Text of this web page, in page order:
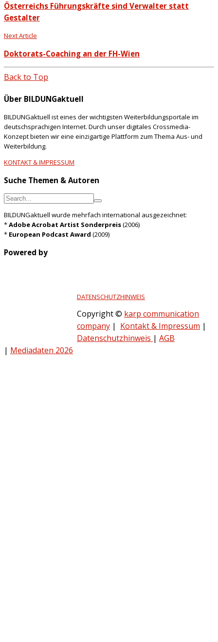
Österreichs Führungskräfte sind Verwalter statt
Gestalter
Next Article
Doktorats-Coaching an der FH-Wien
Back to Top
Über BILDUNGaktuell
BILDUNGaktuell ist eines der wichtigsten Weiterbildungsportale im
deutschsprachigen Internet. Durch unser digitales Crossmedia-
Konzept bieten wir eine einzigartige Plattform zum Thema Aus- und
Weiterbildung.
KONTAKT & IMPRESSUM
Suche Themen & Autoren
BILDUNGaktuell wurde mehrfach international ausgezeichnet:
*Adobe Acrobat Artist Sonderpreis(2006)
* European Podcast Award (2009)
Powered by
DATENSCHUTZHINWEIS
Copyright © karp communication
company | Kontakt & Impressum |
Datenschutzhinweis | AGB
| Mediadaten 2026